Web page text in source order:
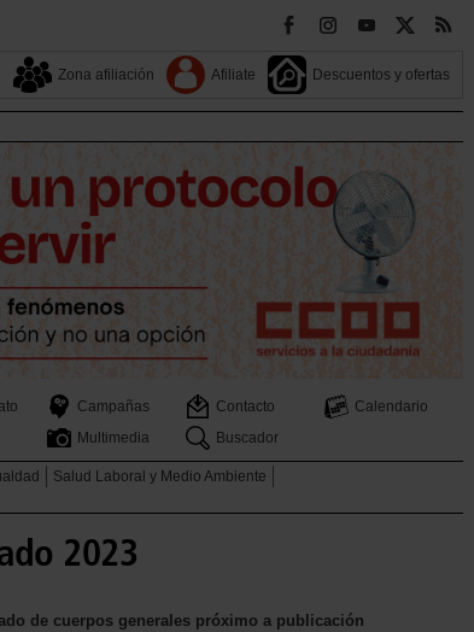
Zona afiliación Afiliate Descuentos y ofertas
Campañas Contacto
Calendario
Multimedia Buscador
Salud Laboral y Medio Ambiente
2023
de cuerpos generales próximo a publicación